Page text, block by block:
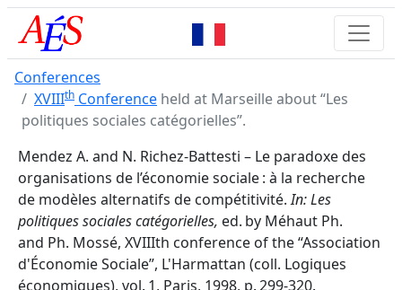
Conferences
XVIIIth Conference held at Marseille about “Les
politiques sociales catégorielles”.
Mendez A. and N. Richez-Battesti – Le paradoxe des
organisations de l’économie sociale : à la recherche
de modèles alternatifs de compétitivité.In: Les
politiques sociales catégorielles, ed. by Méhaut Ph.
and Ph. Mossé, XVIIIth conference of the “Association
d'Économie Sociale”, L'Harmattan (coll. Logiques
économiques), vol. 1, Paris, 1998, p. 299-320.